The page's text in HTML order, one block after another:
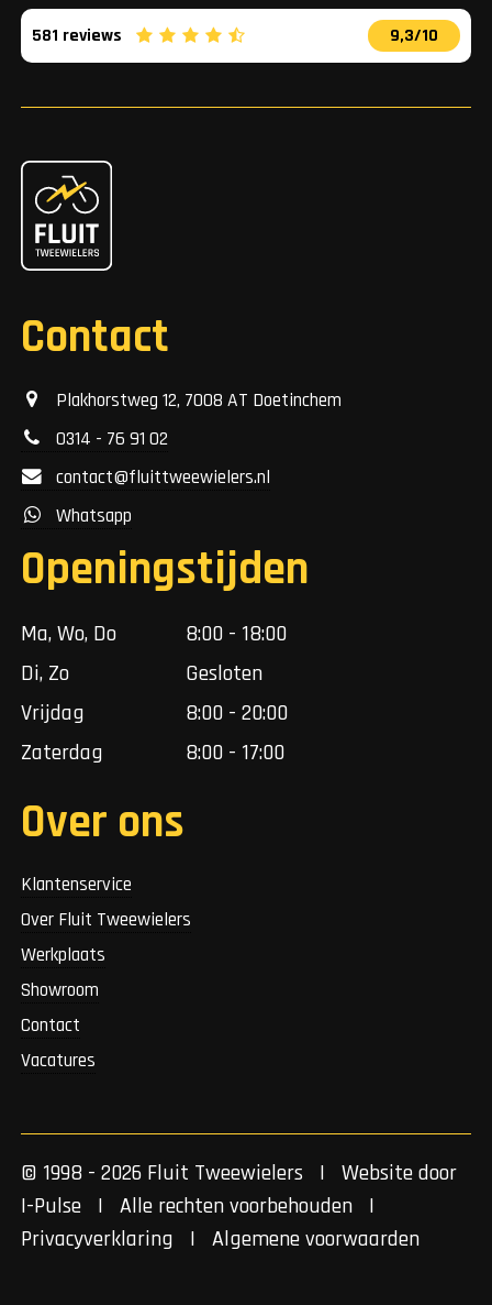
581 reviews 9,3/10
Contact
Plakhorstweg 12, 7008 AT Doetinchem
0314 - 76 91 02
contact@fluittweewielers.nl
Whatsapp
Openingstijden
Ma, Wo, Do
8:00 - 18:00
Di, Zo
Gesloten
Vrijdag
8:00 - 20:00
Zaterdag
8:00 - 17:00
Over ons
Klantenservice
Over Fluit Tweewielers
Werkplaats
Showroom
Contact
Vacatures
© 1998 - 2026 Fluit Tweewielers | Website door
I-Pulse | Alle rechten voorbehouden |
Privacyverklaring |Algemene voorwaarden